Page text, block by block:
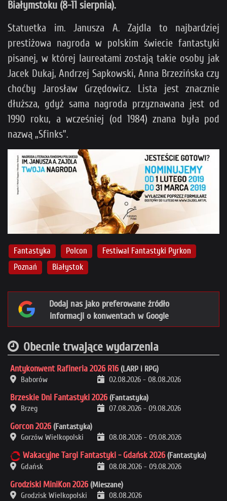
Białymstoku (8-11 sierpnia).
Statuetka im. Janusza A. Zajdla to najbardziej
prestiżowa nagroda w polskim świecie fantastyki
pisanej, w której laureatami zostają takie osoby jak
Jacek Dukaj, Andrzej Sapkowski, Anna Brzezińska czy
choćby Jarosław Grzędowicz. Lista jest znacznie
dłuższa, gdyż sama nagroda przyznawana jest od
1990 roku, a wcześniej (od 1984) znana była pod
nazwą „Sfinks”.
Fantastyka Polcon
Festiwal Fantastyki Pyrkon
Poznań
Białystok
Dodaj nas jako preferowane źródło
informacji o konwentach w Google
Obecnie trwające wydarzenia
Antykonwent Rafineria 2026 R16 (LARP i RPG)
Baborów
02.08.2026 - 08.08.2026
Brzeskie Dni Fantastyki 2026 (Fantastyka)
Brzeg
07.08.2026 - 09.08.2026
Gorcon 2026 (Fantastyka)
Gorzów Wielkopolski
08.08.2026 - 09.08.2026
Wakacyjne Targi Fantastyki - Gdańsk 2026 (Fantastyka)
Gdańsk
08.08.2026 - 09.08.2026
Grodziski MiniKon 2026 (Mieszane)
Grodzisk Wielkopolski
08.08.2026